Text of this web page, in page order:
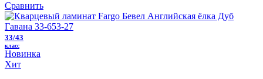
Сравнить
33/43
класс
Новинка
Хит